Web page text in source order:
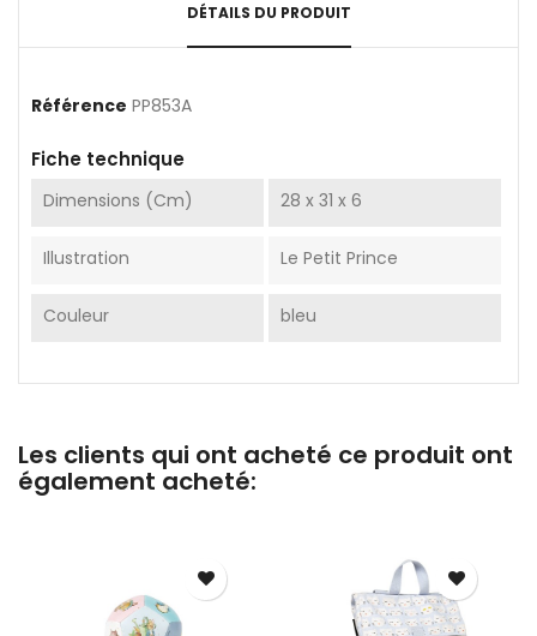
DÉTAILS DU PRODUIT
Référence PP853A
Fiche technique
Dimensions (cm) 28 x 31 x 6
Illustration Le Petit Prince
Couleur bleu
Les clients qui ont acheté ce produit ont
également acheté: